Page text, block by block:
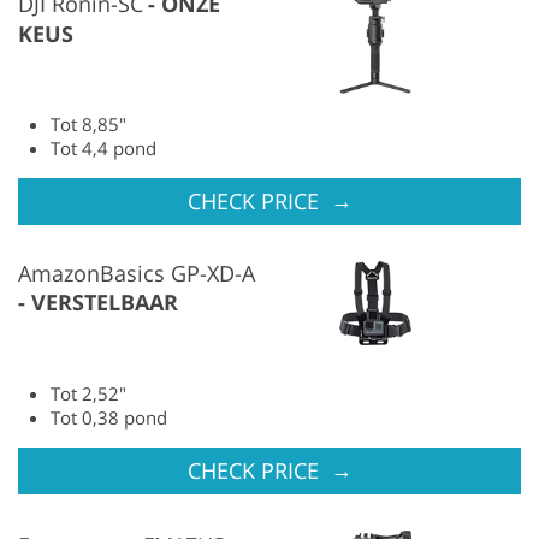
KEUS
Tot 8,85″
Tot 4,4 pond
CHECK PRICE →
AmazonBasics GP-XD-A
VERSTELBAAR
Tot 2,52″
Tot 0,38 pond
CHECK PRICE →